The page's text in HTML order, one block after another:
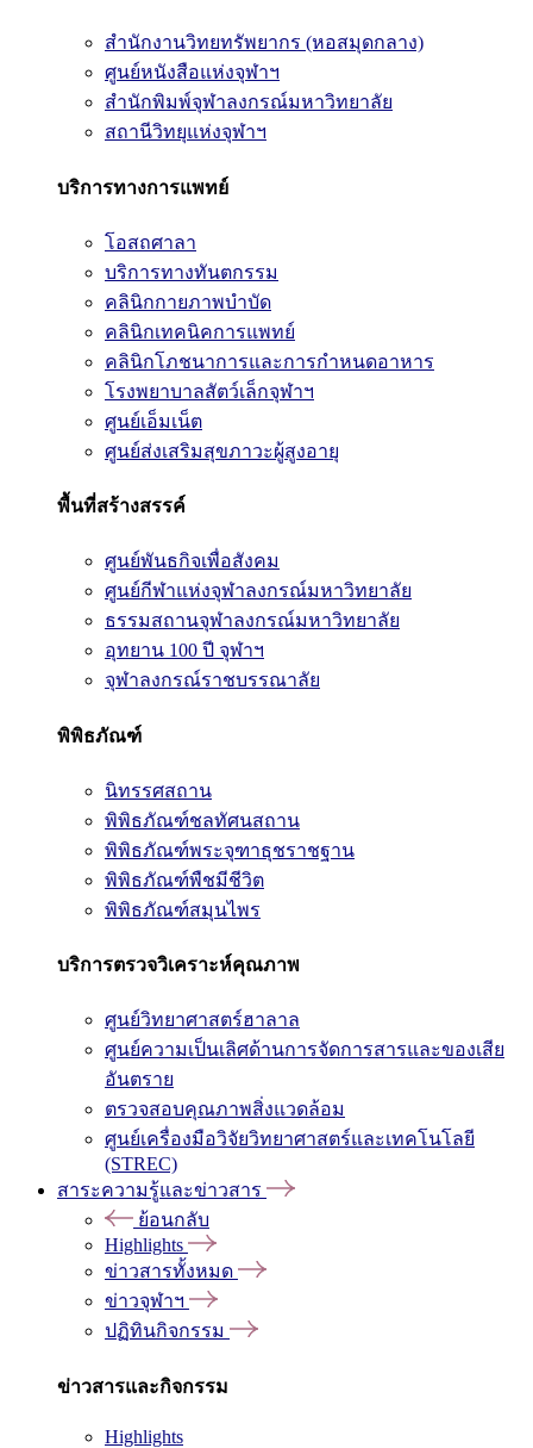
สำนักงานวิทยทรัพยากร (หอสมุดกลาง)
ศูนย์หนังสือแห่งจุฬาฯ
สำนักพิมพ์จุฬาลงกรณ์มหาวิทยาลัย
สถานีวิทยุแห่งจุฬาฯ
บริการทางการแพทย์
โอสถศาลา
บริการทางทันตกรรม
คลินิกกายภาพบำบัด
คลินิกเทคนิคการแพทย์
คลินิกโภชนาการและการกำหนดอาหาร
โรงพยาบาลสัตว์เล็กจุฬาฯ
ศูนย์เอ็มเน็ต
ศูนย์ส่งเสริมสุขภาวะผู้สูงอายุ
พื้นที่สร้างสรรค์
ศูนย์พันธกิจเพื่อสังคม
ศูนย์กีฬาแห่งจุฬาลงกรณ์มหาวิทยาลัย
ธรรมสถานจุฬาลงกรณ์มหาวิทยาลัย
อุทยาน 100 ปี จุฬาฯ
จุฬาลงกรณ์ราชบรรณาลัย
พิพิธภัณฑ์
นิทรรศสถาน
พิพิธภัณฑ์ชลทัศนสถาน
พิพิธภัณฑ์พระจุฑาธุชราชฐาน
พิพิธภัณฑ์พืชมีชีวิต
พิพิธภัณฑ์สมุนไพร
บริการตรวจวิเคราะห์คุณภาพ
ศูนย์วิทยาศาสตร์ฮาลาล
ศูนย์ความเป็นเลิศด้านการจัดการสารและของเสีย
อันตราย
ตรวจสอบคุณภาพสิ่งแวดล้อม
ศูนย์เครื่องมือวิจัยวิทยาศาสตร์และเทคโนโลยี
(STREC)
สาระความรู้และข่าวสาร
ย้อนกลับ
Highlights
ข่าวสารทั้งหมด
ข่าวจุฬาฯ
ปฏิทินกิจกรรม
ข่าวสารและกิจกรรม
Highlights